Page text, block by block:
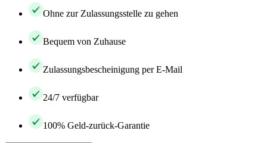
Ohne zur Zulassungsstelle zu gehen
Bequem von Zuhause
Zulassungsbescheinigung per E-Mail
24/7 verfügbar
100% Geld-zurück-Garantie